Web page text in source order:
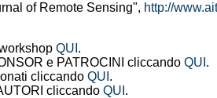
of Remote Sensing", http://
QUI .
e PATROCINI cliccando QUI .
cliccando QUI .
cliccando QUI .